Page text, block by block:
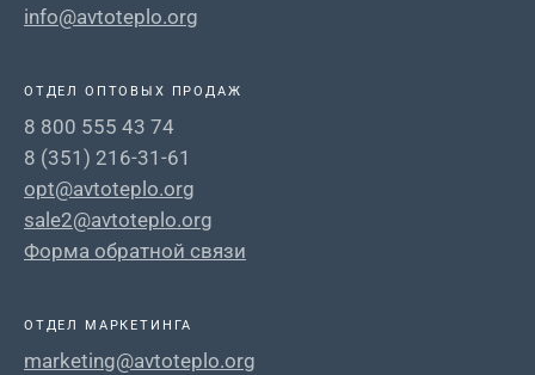
info@avtoteplo.org
ОТДЕЛ ОПТОВЫХ ПРОДАЖ
8 800 555 43 74
8 (351) 216-31-61
opt@avtoteplo.org
sale2@avtoteplo.org
Форма обратной связи
ОТДЕЛ МАРКЕТИНГА
marketing@avtoteplo.org